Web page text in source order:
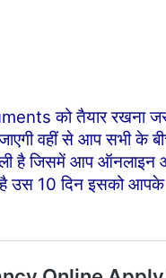
को तैयार रखना
वहीं से आप सभी के
है जिसमें आप
उस 10 दिन इसको आपके